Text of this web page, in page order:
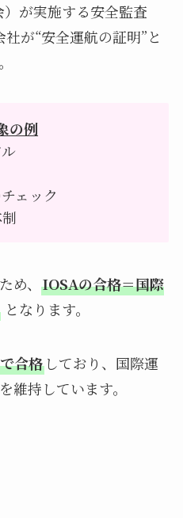
が実施する安全監査
が“安全運航の証明”と
の例
ェック
め、 IOSAの合格＝国際
となります。
合格しており、国際運
維持しています。